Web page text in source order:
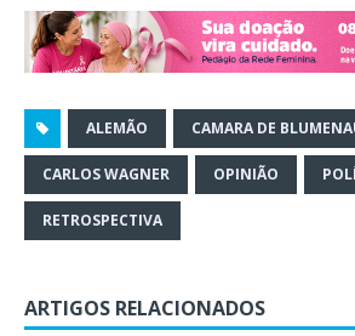
ALEMÃO CAMARA DE
CARLOS WAGNER OPINIÃO
RETROSPECTIVA
ARTIGOS RELACIONADOS